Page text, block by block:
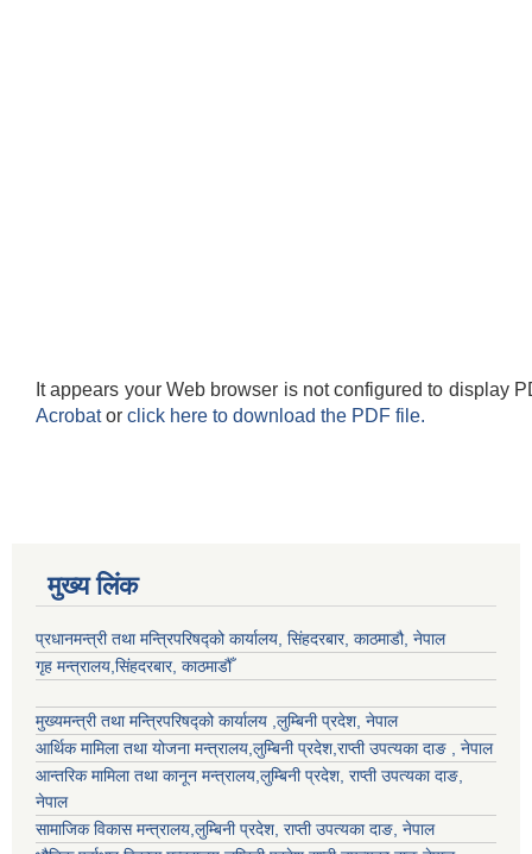
It appears your Web browser is not configured to display
Acrobator click here to download the PDF file.
मुख्य लिंक
प्रधानमन्त्री तथा मन्त्रिपरिषद्को कार्यालय, सिंहदरबार, काठमाडौ, नेपाल
गृह मन्त्रालय,सिंहदरबार, काठमाडौँ
मुख्यमन्त्री तथा मन्त्रिपरिषद्को कार्यालय ,लुम्बिनी प्रदेश, नेपाल
आर्थिक मामिला तथा योजना मन्त्रालय,लुम्बिनी प्रदेश,राप्ती उपत्यका दाङ , नेपाल
आन्तरिक मामिला तथा कानून मन्त्रालय,लुम्बिनी प्रदेश, राप्ती उपत्यका दाङ,
नेपाल
सामाजिक विकास मन्त्रालय,लुम्बिनी प्रदेश, राप्ती उपत्यका दाङ, नेपाल